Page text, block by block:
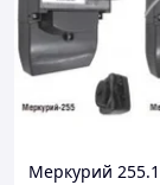
Меркурий 255.1